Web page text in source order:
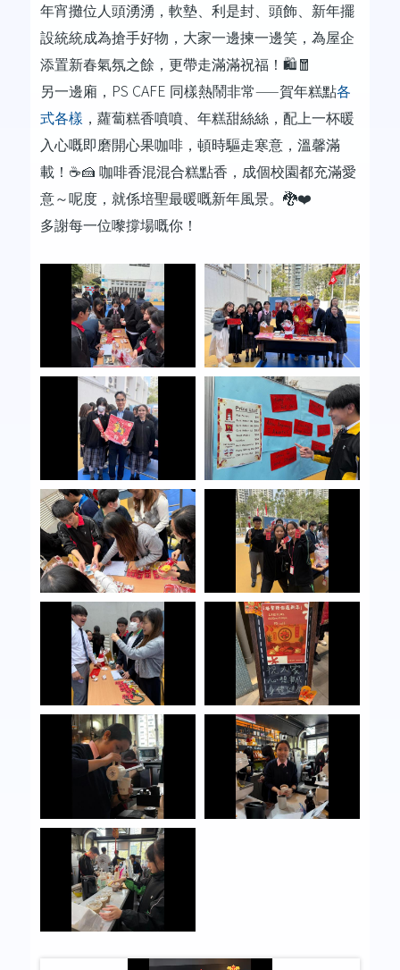
年宵攤位人頭湧湧，軟墊、利是封、頭飾、新年擺
設統統成為搶手好物，大家一邊揀一邊笑，為屋企
添置新春氣氛之餘，更帶走滿滿祝福！ 🛍️🧧
另一邊廂， PS CAFE 同樣熱鬧非常——賀年糕點各
式各樣 ，蘿蔔糕香噴噴、年糕甜絲絲，配上一杯暖
入心嘅即磨開心果咖啡，頓時驅走寒意，溫馨滿
載！ ☕️🍰 咖啡香混混合糕點香，成個校園都充滿愛
意～呢度，就係培聖最暖嘅新年風景。 🐉❤️
多謝每一位嚟撐場嘅你！